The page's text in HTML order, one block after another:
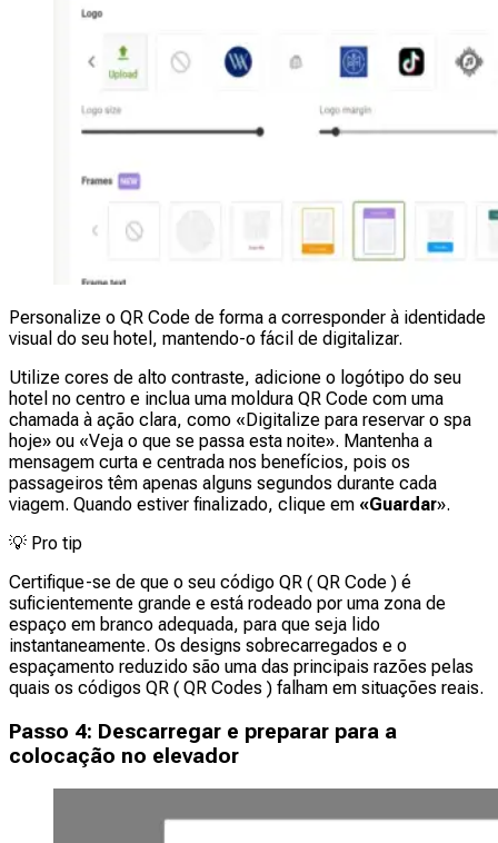
Personalize o QR Code de forma a corresponder à identidade
visual do seu hotel, mantendo-o fácil de digitalizar.
Utilize cores de alto contraste, adicione o logótipo do seu
hotel no centro e inclua uma moldura QR Code com uma
chamada à ação clara, como «Digitalize para reservar o spa
hoje» ou «Veja o que se passa esta noite». Mantenha a
mensagem curta e centrada nos benefícios, pois os
passageiros têm apenas alguns segundos durante cada
viagem. Quando estiver finalizado, clique em «Guardar».
💡 Pro tip
Certifique-se de que o seu código QR ( QR Code ) é
suficientemente grande e está rodeado por uma zona de
espaço em branco adequada, para que seja lido
instantaneamente. Os designs sobrecarregados e o
espaçamento reduzido são uma das principais razões pelas
quais os códigos QR ( QR Codes ) falham em situações reais.
Passo 4: Descarregar e preparar para a
colocação no elevador